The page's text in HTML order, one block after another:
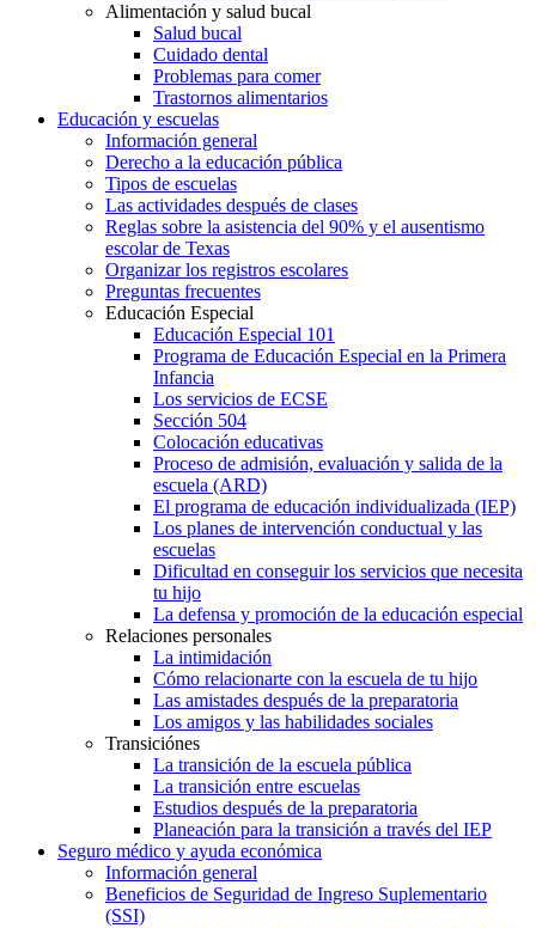
Alimentación y salud bucal
Salud bucal
Cuidado dental
Problemas para comer
Trastornos alimentarios
Educación y escuelas
Información general
Derecho a la educación pública
Tipos de escuelas
Las actividades después de clases
Reglas sobre la asistencia del 90% y el ausentismo
escolar de Texas
Organizar los registros escolares
Preguntas frecuentes
Educación Especial
Educación Especial 101
Programa de Educación Especial en la Primera
Infancia
Los servicios de ECSE
Sección 504
Colocación educativas
Proceso de admisión, evaluación y salida de la
escuela (ARD)
El programa de educación individualizada (IEP)
Los planes de intervención conductual y las
escuelas
Dificultad en conseguir los servicios que necesita
tu hijo
La defensa y promoción de la educación especial
Relaciones personales
La intimidación
Cómo relacionarte con la escuela de tu hijo
Las amistades después de la preparatoria
Los amigos y las habilidades sociales
Transiciónes
La transición de la escuela pública
La transición entre escuelas
Estudios después de la preparatoria
Planeación para la transición a través del IEP
Seguro médico y ayuda económica
Información general
Beneficios de Seguridad de Ingreso Suplementario
(SSI)